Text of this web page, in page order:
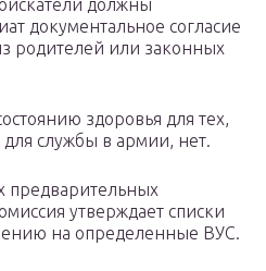
должны
документальное согласие
родителей или законных
здоровья для тех,
для службы в армии, нет.
предварительных
утверждает списки
на определенные ВУС.